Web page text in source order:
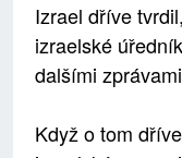
Izrael dříve
izraelské
dalšími
Když o tom